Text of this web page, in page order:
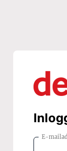
E-